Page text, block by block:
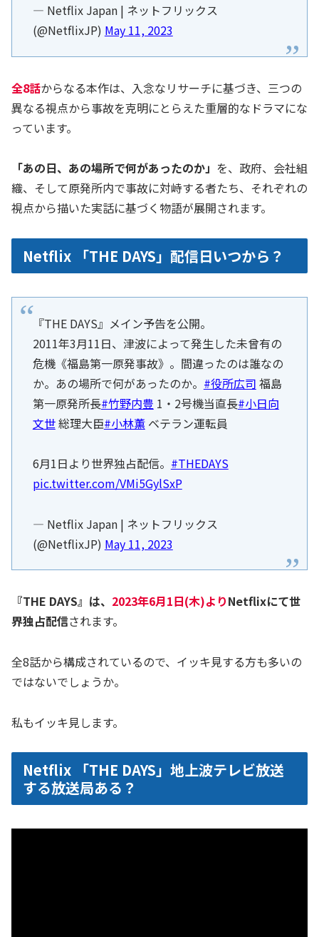
— Netflix Japan | ネットフリックス
(@NetflixJP) May 11, 2023
全8話からなる本作は、入念なリサーチに基づき、三つの
異なる視点から事故を克明にとらえた重層的なドラマにな
っています。
「あの日、あの場所で何があったのか」 を、政府、会社組
織、そして原発所内で事故に対峙する者たち、それぞれの
視点から描いた実話に基づく物語が展開されます。
Netflix 「THE DAYS」配信日いつから？
『THE DAYS』メイン予告を公開。
2011年3月11日、津波によって発生した未曾有の
危機《福島第一原発事故》。間違ったのは誰なの
か。あの場所で何があったのか。 #役所広司 福島
第一原発所⻑#竹野内豊 1・2号機当直⻑#小日向
文世総理大臣#小林薫ベテラン運転員
6月1日より世界独占配信。 #THEDAYS
pic.twitter.com/VMi5GylSxP
— Netflix Japan | ネットフリックス
(@NetflixJP) May 11, 2023
『THE DAYS』は、 2023年6月1日(木)よりNetflixにて世
界独占配信されます。
全8話から構成されているので、イッキ見する方も多いの
ではないでしょうか。
私もイッキ見します。
Netflix 「THE DAYS」地上波テレビ放送
する放送局ある？